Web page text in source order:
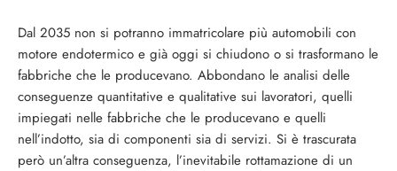
Dal 2035 non si potranno immatricolare più automobili con
motore endotermico e già oggi si chiudono o si trasformano le
fabbriche che le producevano. Abbondano le analisi delle
conseguenze quantitative e qualitative sui lavoratori, quelli
impiegati nelle fabbriche che le producevano e quelli
nell’indotto, sia di componenti sia di servizi. Si è trascurata
però un’altra conseguenza, l’inevitabile rottamazione di un